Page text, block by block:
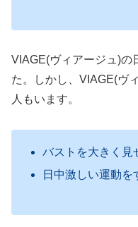
VIAGE(ヴィアージュ)の
た。しかし、VIAGE(ヴ
人もいます。
バストを大きく見
日中激しい運動を